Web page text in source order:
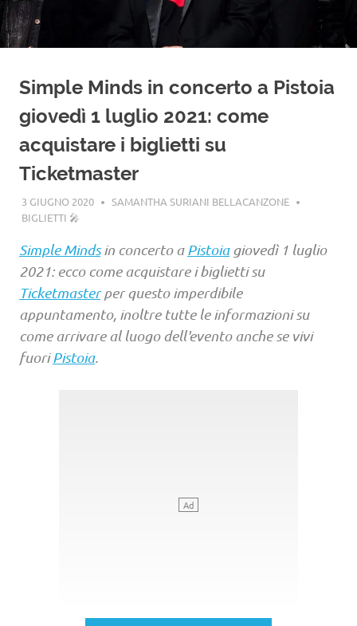
Simple Minds in concerto a Pistoia
giovedì 1 luglio 2021: come
acquistare i biglietti su
Ticketmaster
3 GIUGNO 2020
SAMANTHA SURIANI BELLACANZONE
BIGLIETTI 🎤
Simple Mindsin concerto aPistoiagiovedì 1 luglio
2021: ecco come acquistare i biglietti su
Ticketmasterper questo imperdibile
appuntamento, inoltre tutte le informazioni su
come arrivare al luogo dell'evento anche se vivi
fuoriPistoia.